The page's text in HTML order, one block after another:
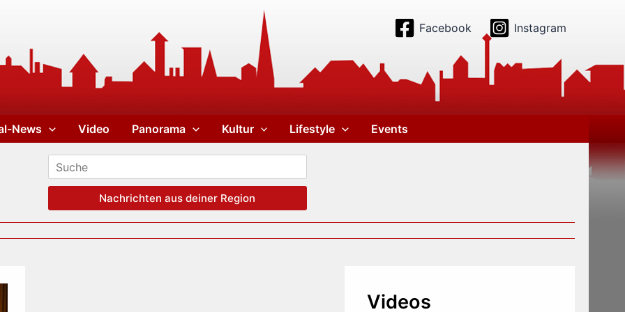
Facebook Instagram
News Video Panorama Kultur Lifestyle Events
Nachrichten aus deiner Region
Videos